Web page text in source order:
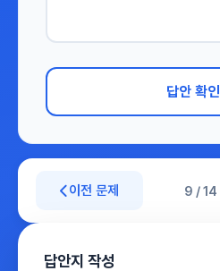
답안 확인
이전 문제 9 / 14
답안지 작성